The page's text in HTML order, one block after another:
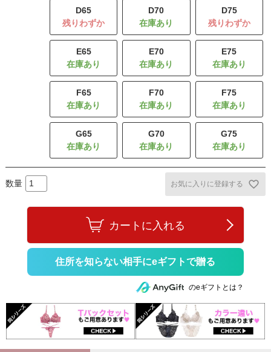
D65
残りわずか
D70
D75
残りわずか
E65 E70 E75
F65 F70 F75
G65 G70 G75
お気に入りに登録する
カートに入れる
住所を知らない相手にeギフトで贈る
のeギフトとは？